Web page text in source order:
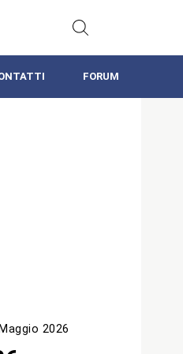
FORUM
2026